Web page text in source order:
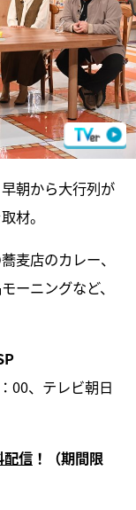
朝から大行列が
材。
麦店のカレー、
ーニングなど、
00、テレビ朝日
信！（期間限